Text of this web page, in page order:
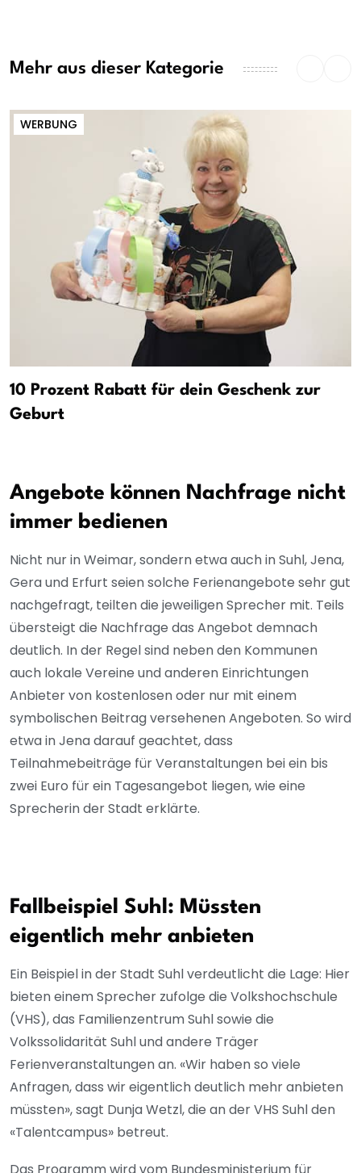
Mehr aus dieser Kategorie
WERBUNG
10 Prozent Rabatt für dein Geschenk zur
Geburt
Angebote können Nachfrage nicht
immer bedienen
Nicht nur in Weimar, sondern etwa auch in Suhl, Jena,
Gera und Erfurt seien solche Ferienangebote sehr gut
nachgefragt, teilten die jeweiligen Sprecher mit. Teils
übersteigt die Nachfrage das Angebot demnach
deutlich. In der Regel sind neben den Kommunen
auch lokale Vereine und anderen Einrichtungen
Anbieter von kostenlosen oder nur mit einem
symbolischen Beitrag versehenen Angeboten. So wird
etwa in Jena darauf geachtet, dass
Teilnahmebeiträge für Veranstaltungen bei ein bis
zwei Euro für ein Tagesangebot liegen, wie eine
Sprecherin der Stadt erklärte.
Fallbeispiel Suhl: Müssten
eigentlich mehr anbieten
Ein Beispiel in der Stadt Suhl verdeutlicht die Lage: Hier
bieten einem Sprecher zufolge die Volkshochschule
(VHS), das Familienzentrum Suhl sowie die
Volkssolidarität Suhl und andere Träger
Ferienveranstaltungen an. «Wir haben so viele
Anfragen, dass wir eigentlich deutlich mehr anbieten
müssten», sagt Dunja Wetzl, die an der VHS Suhl den
«Talentcampus» betreut.